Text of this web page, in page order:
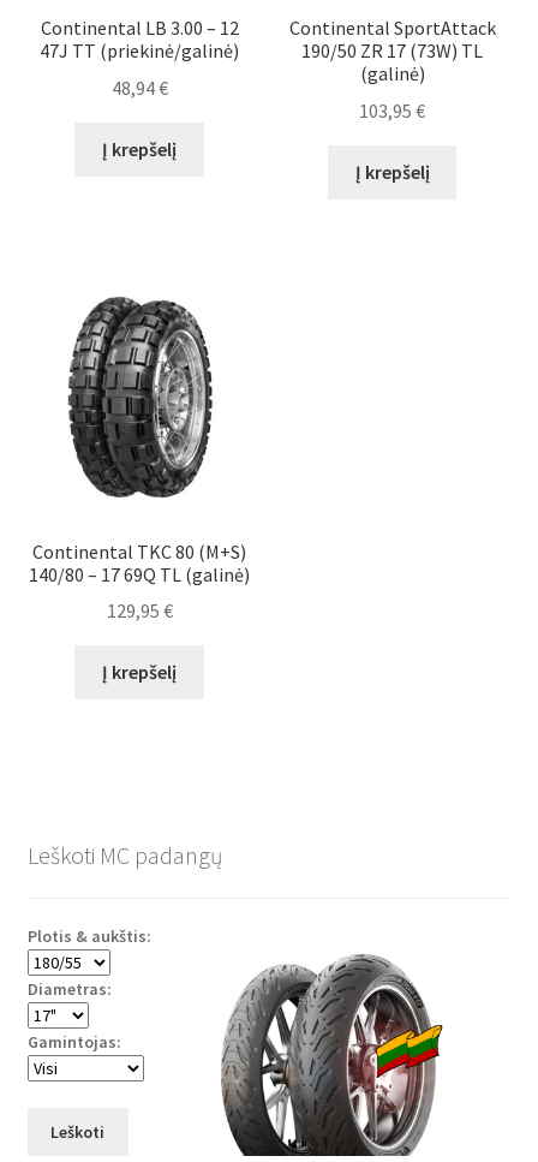
Continental LB 3.00 – 12
47J TT (priekinė/galinė)
48,94€
Į krepšelį
Continental SportAttack
190/50 ZR 17 (73W) TL
(galinė)
103,95€
Į krepšelį
Continental TKC 80 (M+S)
140/80 – 17 69Q TL (galinė)
129,95 €
Į krepšelį
Leškoti MC padangų
Plotis & aukštis:
Diametras:
Gamintojas:
Leškoti